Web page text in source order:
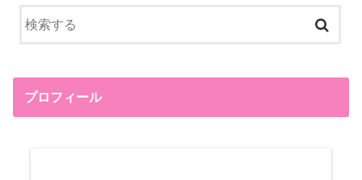
プロフィール